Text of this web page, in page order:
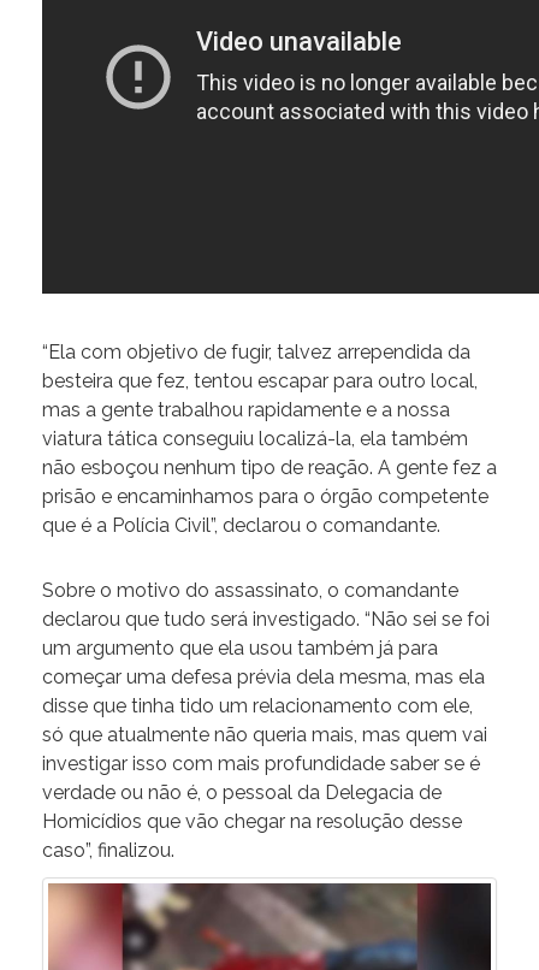
“Ela com objetivo de fugir, talvez arrependida da
besteira que fez, tentou escapar para outro local,
mas a gente trabalhou rapidamente e a nossa
viatura tática conseguiu localizá-la, ela também
não esboçou nenhum tipo de reação. A gente fez a
prisão e encaminhamos para o órgão competente
que é a Polícia Civil”, declarou o comandante.
Sobre o motivo do assassinato, o comandante
declarou que tudo será investigado. “Não sei se foi
um argumento que ela usou também já para
começar uma defesa prévia dela mesma, mas ela
disse que tinha tido um relacionamento com ele,
só que atualmente não queria mais, mas quem vai
investigar isso com mais profundidade saber se é
verdade ou não é, o pessoal da Delegacia de
Homicídios que vão chegar na resolução desse
caso”, finalizou.